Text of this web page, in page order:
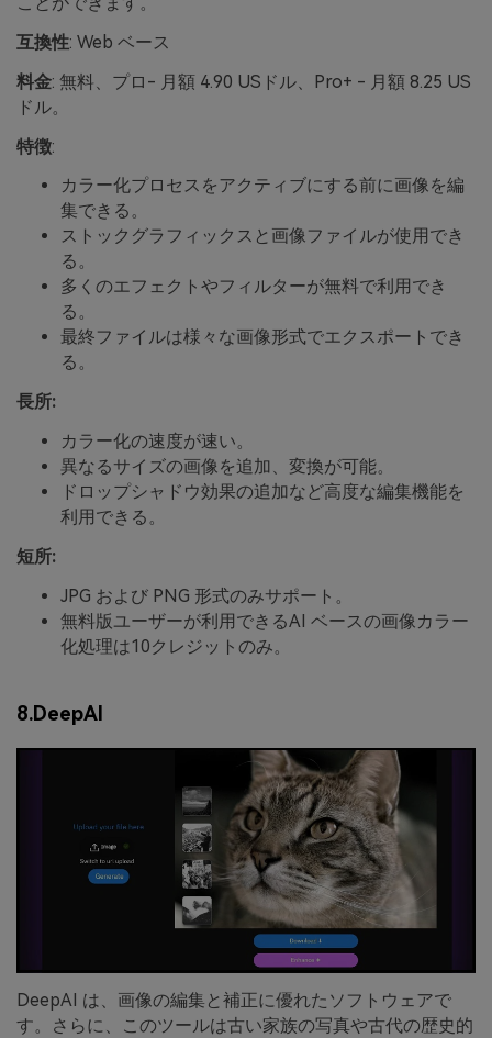
互換性: Web ベース
料金: 無料、プロ- 月額 4.90 USドル、Pro+ - 月額 8.25 US
ドル。
特徴:
カラー化プロセスをアクティブにする前に画像を編
集できる。
ストックグラフィックスと画像ファイルが使用でき
る。
多くのエフェクトやフィルターが無料で利用でき
る。
最終ファイルは様々な画像形式でエクスポートでき
る。
長所:
カラー化の速度が速い。
異なるサイズの画像を追加、変換が可能。
ドロップシャドウ効果の追加など高度な編集機能を
利用できる。
短所:
JPG および PNG 形式のみサポート。
無料版ユーザーが利用できるAI ベースの画像カラー
化処理は10クレジットのみ。
8.DeepAI
DeepAI は、画像の編集と補正に優れたソフトウェアで
す。さらに、このツールは古い家族の写真や古代の歴史的